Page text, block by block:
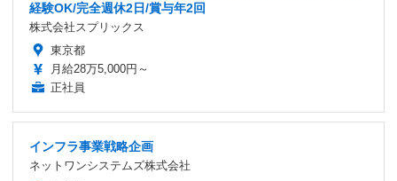
経験OK/完全週休2日/賞与年2回
株式会社スプリックス
東京都
月給28万5,000円～
正社員
インフラ事業戦略企画
ネットワンシステムズ株式会社